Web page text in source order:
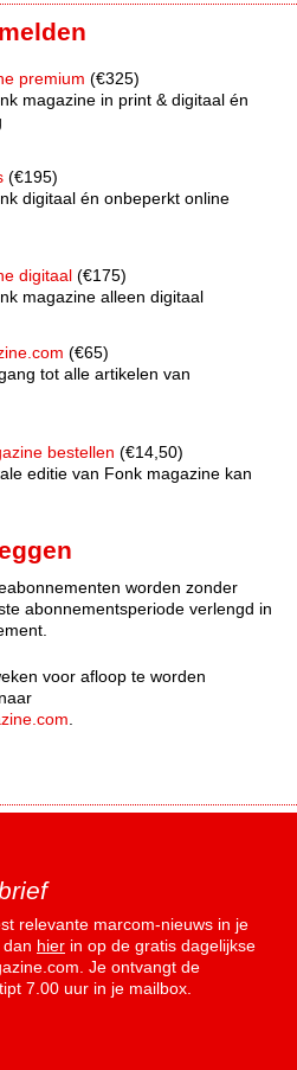
premium (€325)
magazine in print & digitaal én
(€195)
digitaal én onbeperkt online
digitaal (€175)
magazine alleen digitaal
(€65)
tot alle artikelen van
bestellen (€14,50)
editie van Fonk magazine kan
worden zonder
abonnementsperiode verlengd in
voor afloop te worden
relevante marcom-nieuws in je
hier in op de gratis dagelijkse
Je ontvangt de
7.00 uur in je mailbox.